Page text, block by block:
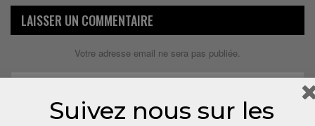
LAISSER UN COMMENTAIRE
Votre adresse email ne sera pas publiée.
Suivez nous sur les